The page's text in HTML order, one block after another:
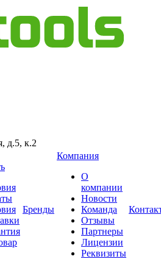
д.5, к.2
Бренды
Компания
О
компании
Новости
Команда
Отзывы
Партнеры
Лицензии
Реквизиты